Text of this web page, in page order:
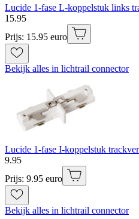
Lucide 1-fase L-koppelstuk links
15.95
Prijs: 15.95 euro
Bekijk alles in lichtrail connector
Lucide 1-fase I-koppelstuk
9.95
Prijs: 9.95 euro
Bekijk alles in lichtrail connector